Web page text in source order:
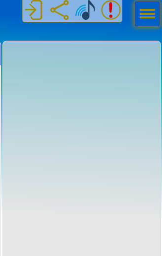
Men
ú